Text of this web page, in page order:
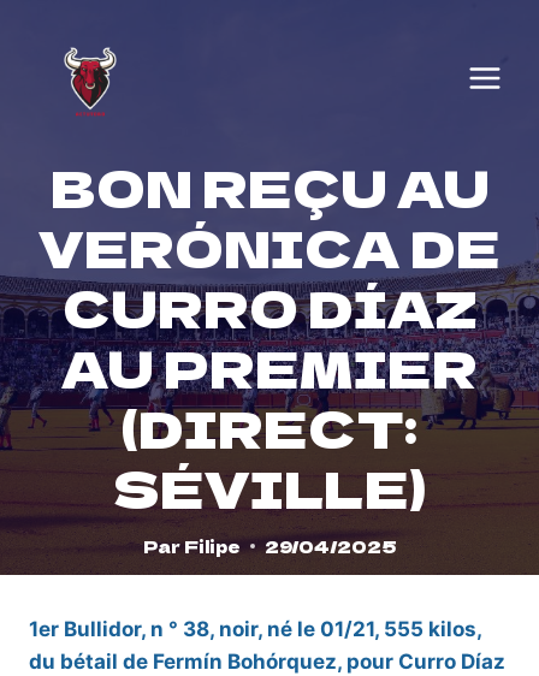
content
BON REÇU AU
VERÓNICA DE
CURRO DÍAZ
AU PREMIER
(DIRECT:
SÉVILLE)
Par Filipe 29/04/2025
1er Bullidor, n ° 38, noir, né le 01/21, 555 kilos,
du bétail de Fermín Bohórquez, pour Curro Díaz